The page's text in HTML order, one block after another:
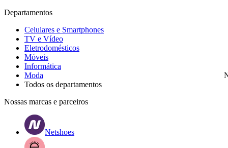
Departamentos
Celulares e Smartphones
TV e Vídeo
Eletrodomésticos
Móveis
Informática
Moda
Todos os departamentos
Nossas marcas e parceiros
Netshoes